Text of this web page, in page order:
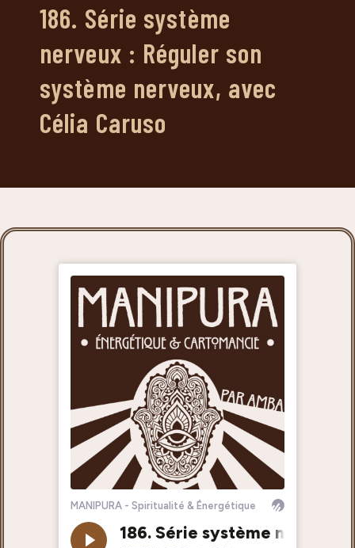
186. Série système
nerveux : Réguler son
système nerveux, avec
Célia Caruso